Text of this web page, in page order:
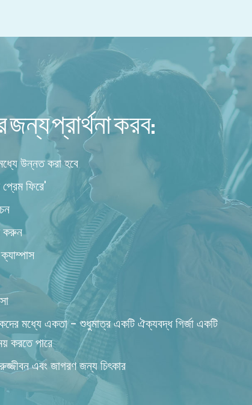
প্রার্থনা করব:
উন্নত করা হবে
ফিরে'
করুন
মধ্যে একতা - শুধুমাত্র একটি ঐক্যবদ্ধ গির্জা একটি
করতে পারে
এবং জাগরণ জন্য চিৎকার